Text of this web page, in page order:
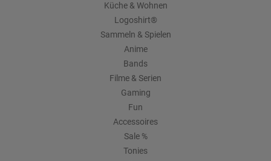
Küche & Wohnen
Logoshirt®
Sammeln & Spielen
Anime
Bands
Filme & Serien
Gaming
Fun
Accessoires
Sale %
Tonies